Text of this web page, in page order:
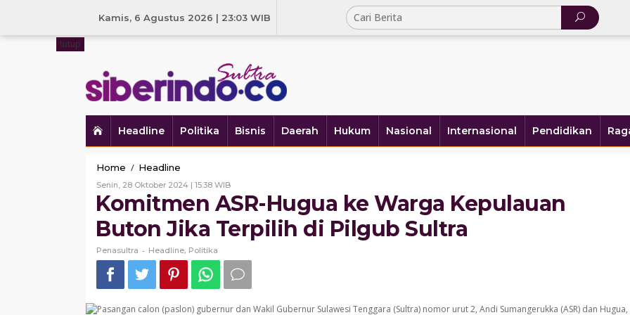
Kamis, 6 Agustus 2026 | 23:03 WIB
Headline Politika Bisnis Daerah Hukum Nasional Internasional Pendidikan
tutup
Home / Headline
ASR-
Hugua
ke
Warga
Kepulauan
Jika
Terpilih
Pilgub
Sultra
Senin, 28 Oktober 2024 | 15:38 WIBOleh
Penasultra
Komitmen ASR-Hugua ke Warga Kepulauan
Buton Jika Terpilih di Pilgub Sultra
Penasultra - Headline, Politika